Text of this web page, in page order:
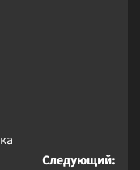
Следующий: